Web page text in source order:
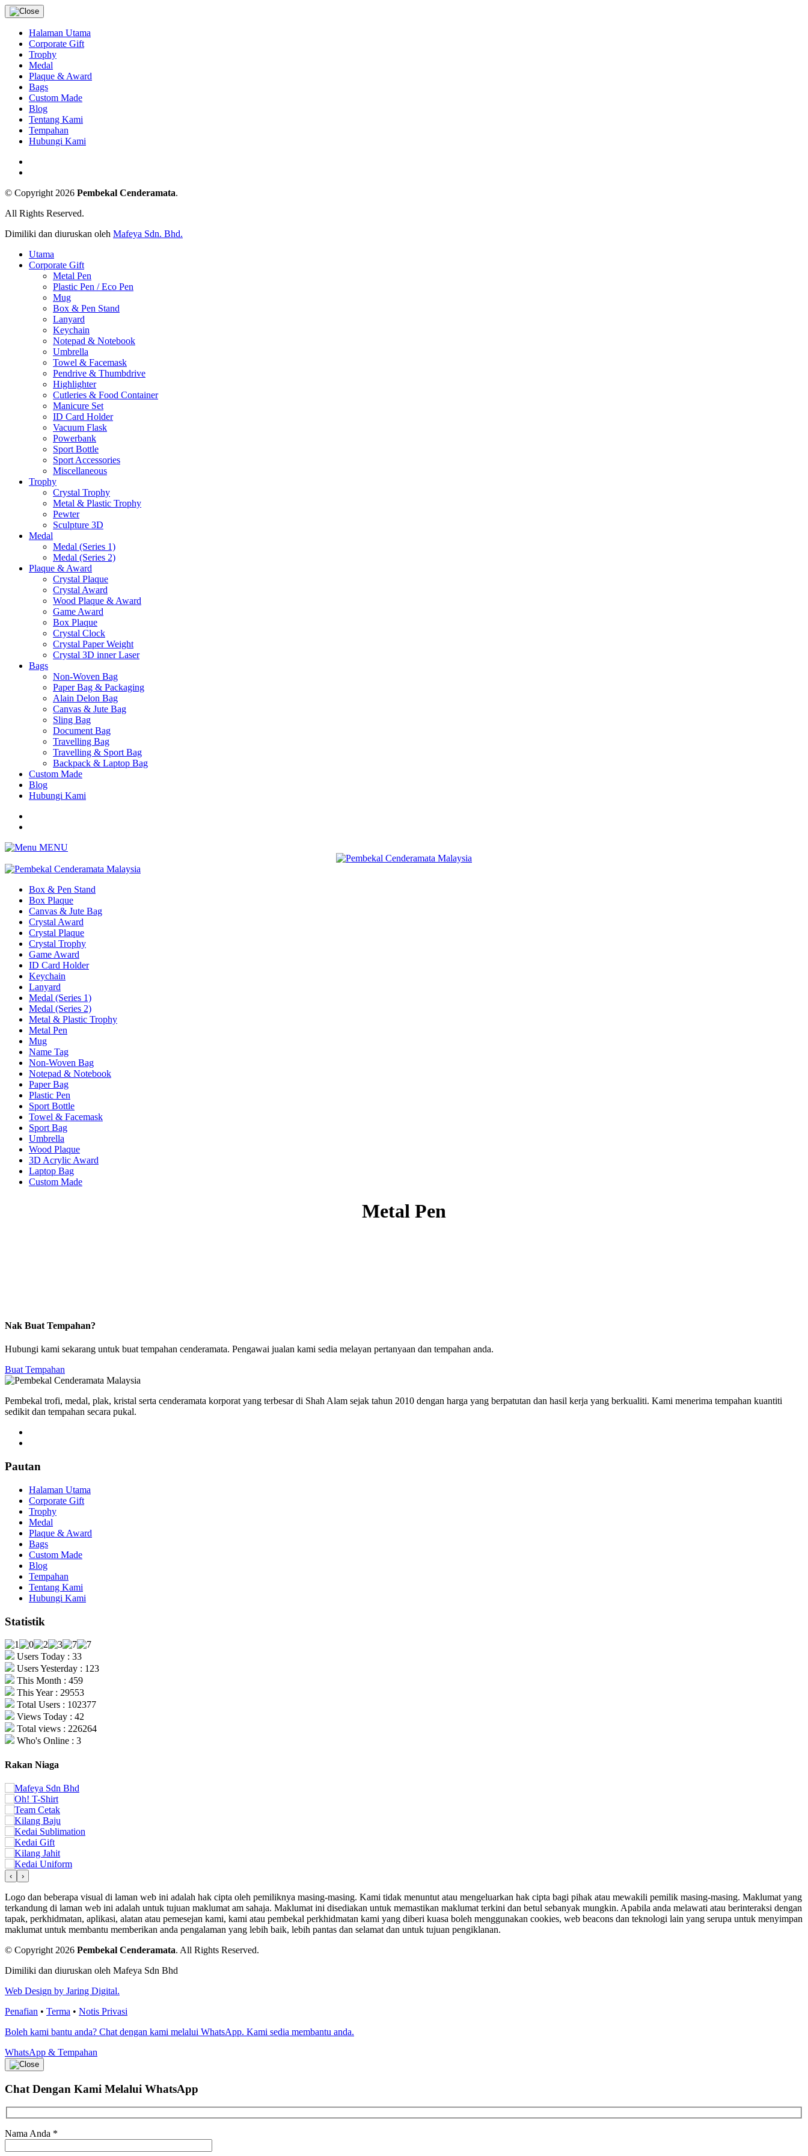
Halaman Utama
Corporate Gift
Trophy
Medal
Plaque & Award
Bags
Custom Made
Blog
Tentang Kami
Tempahan
Hubungi Kami
© Copyright 2026 Pembekal Cenderamata.
All Rights Reserved.
Dimiliki dan diuruskan oleh Mafeya Sdn. Bhd.
Utama
Corporate Gift
Metal Pen
Plastic Pen / Eco Pen
Mug
Box & Pen Stand
Lanyard
Keychain
Notepad & Notebook
Umbrella
Towel & Facemask
Pendrive & Thumbdrive
Highlighter
Cutleries & Food Container
Manicure Set
ID Card Holder
Vacuum Flask
Powerbank
Sport Bottle
Sport Accessories
Miscellaneous
Trophy
Crystal Trophy
Metal & Plastic Trophy
Pewter
Sculpture 3D
Medal
Medal (Series 1)
Medal (Series 2)
Plaque & Award
Crystal Plaque
Crystal Award
Wood Plaque & Award
Game Award
Box Plaque
Crystal Clock
Crystal Paper Weight
Crystal 3D inner Laser
Bags
Non-Woven Bag
Paper Bag & Packaging
Alain Delon Bag
Canvas & Jute Bag
Sling Bag
Document Bag
Travelling Bag
Travelling & Sport Bag
Backpack & Laptop Bag
Custom Made
Blog
Hubungi Kami
MENU
Box & Pen Stand
Box Plaque
Canvas & Jute Bag
Crystal Award
Crystal Plaque
Crystal Trophy
Game Award
ID Card Holder
Keychain
Lanyard
Medal (Series 1)
Medal (Series 2)
Metal & Plastic Trophy
Metal Pen
Mug
Name Tag
Non-Woven Bag
Notepad & Notebook
Paper Bag
Plastic Pen
Sport Bottle
Towel & Facemask
Sport Bag
Umbrella
Wood Plaque
3D Acrylic Award
Laptop Bag
Custom Made
Metal Pen
Nak Buat Tempahan?
Hubungi kami sekarang untuk buat tempahan cenderamata. Pengawai jualan kami sedia melayan pertanyaan dan tempahan anda.
Buat Tempahan
Pembekal trofi, medal, plak, kristal serta cenderamata korporat yang terbesar di Shah Alam sejak tahun 2010 dengan harga yang berpatutan dan hasil kerja yang berkualiti. Kami menerima tempahan kuantiti
sedikit dan tempahan secara pukal.
Pautan
Halaman Utama
Corporate Gift
Trophy
Medal
Plaque & Award
Bags
Custom Made
Blog
Tempahan
Tentang Kami
Hubungi Kami
Statistik
Users Today : 33
Users Yesterday : 123
This Month : 459
This Year : 29553
Total Users : 102377
Views Today : 42
Total views : 226264
Who's Online : 3
Rakan Niaga
‹ ›
Logo dan beberapa visual di laman web ini adalah hak cipta oleh pemiliknya masing-masing. Kami tidak menuntut atau mengeluarkan hak cipta bagi pihak atau mewakili pemilik masing-masing. Maklumat yang
terkandung di laman web ini adalah untuk tujuan maklumat am sahaja. Maklumat ini disediakan untuk memastikan maklumat terkini dan betul sebanyak mungkin. Apabila anda melawati atau berinteraksi dengan
tapak, perkhidmatan, aplikasi, alatan atau pemesejan kami, kami atau pembekal perkhidmatan kami yang diberi kuasa boleh menggunakan cookies, web beacons dan teknologi lain yang serupa untuk menyimpan
maklumat untuk membantu memberikan anda pengalaman yang lebih baik, lebih pantas dan selamat dan untuk tujuan pengiklanan.
© Copyright 2026 Pembekal Cenderamata. All Rights Reserved.
Dimiliki dan diuruskan oleh Mafeya Sdn Bhd
Web Design by Jaring Digital.
Penafian • Terma • Notis Privasi
Boleh kami bantu anda? Chat dengan kami melalui WhatsApp. Kami sedia membantu anda.
WhatsApp & Tempahan
Chat Dengan Kami Melalui WhatsApp
Nama Anda *